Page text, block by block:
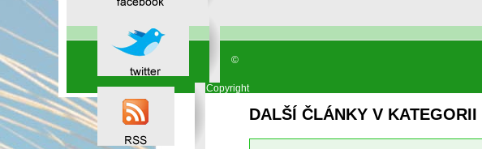
DALŠÍ ČLÁNKY V KATEGORII
©
Copyright